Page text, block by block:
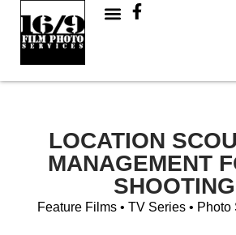
LOCATION
MANAGEMENT
Feature Films • TV Series • Photo